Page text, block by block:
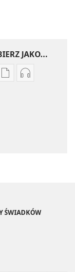
JAKO...
UstawieniaUstawienia
ŚWIADKÓW